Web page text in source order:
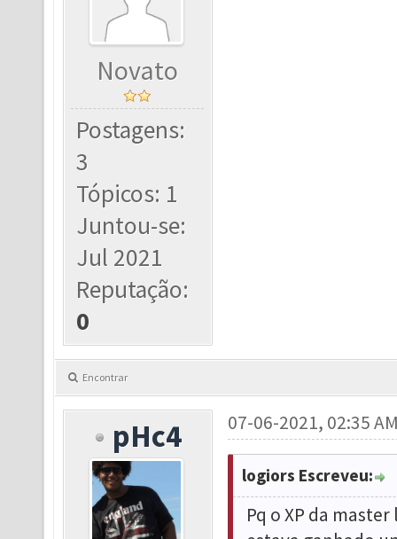
Novato
Postagens:
3
Tópicos: 1
Juntou-se:
Jul 2021
Reputação:
0
Encontrar
pHc4 07-06-2021, 02:35
logiors Escreveu:
Pq o XP da